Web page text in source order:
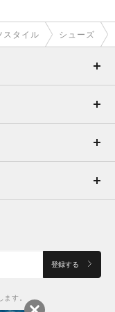
スタイル シューズ
登録する
ます。